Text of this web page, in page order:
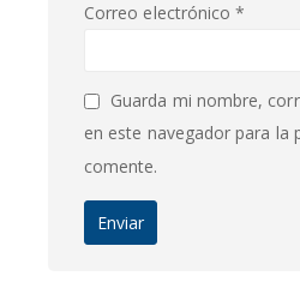
Correo electrónico*
Guarda mi nombre,
en este navegador para la
comente.